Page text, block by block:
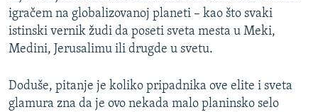
TRI DECENIJE OD RATA U BIH
SVE KARTE DEJTONA
igračem na globalizovanoj planeti – kao što svaki
istinski vernik žudi da poseti sveta mesta u Meki,
Medini, Jerusalimu ili drugde u svetu.
Doduše, pitanje je koliko pripadnika ove elite i sveta
glamura zna da je ovo nekada malo planinsko selo